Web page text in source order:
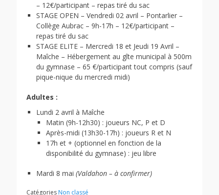
– 12€/participant – repas tiré du sac
STAGE OPEN – Vendredi 02 avril – Pontarlier –
Collège Aubrac – 9h-17h – 12€/participant –
repas tiré du sac
STAGE ELITE – Mercredi 18 et Jeudi 19 Avril –
Maîche – Hébergement au gîte municipal à 500m
du gymnase – 65 €/participant tout compris (sauf
pique-nique du mercredi midi)
Adultes :
Lundi 2 avril à Maîche
Matin (9h-12h30) : joueurs NC, P et D
Après-midi (13h30-17h) : joueurs R et N
17h et + (optionnel en fonction de la
disponibilité du gymnase) : jeu libre
Mardi 8 mai (Valdahon – à confirmer)
Catégories Non classé